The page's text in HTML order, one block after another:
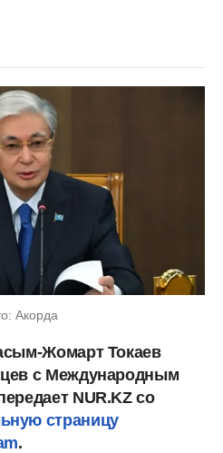
Акорда
Жомарт Токаев
с Международным
NUR.KZ со
страницу
.